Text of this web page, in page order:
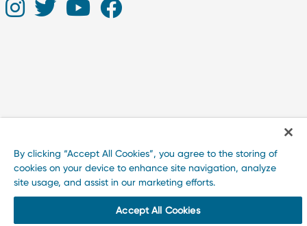
By clicking “Accept All Cookies”, you agree to the storing of
cookies on your device to enhance site navigation, analyze
site usage, and assist in our marketing efforts.
Accept All Cookies